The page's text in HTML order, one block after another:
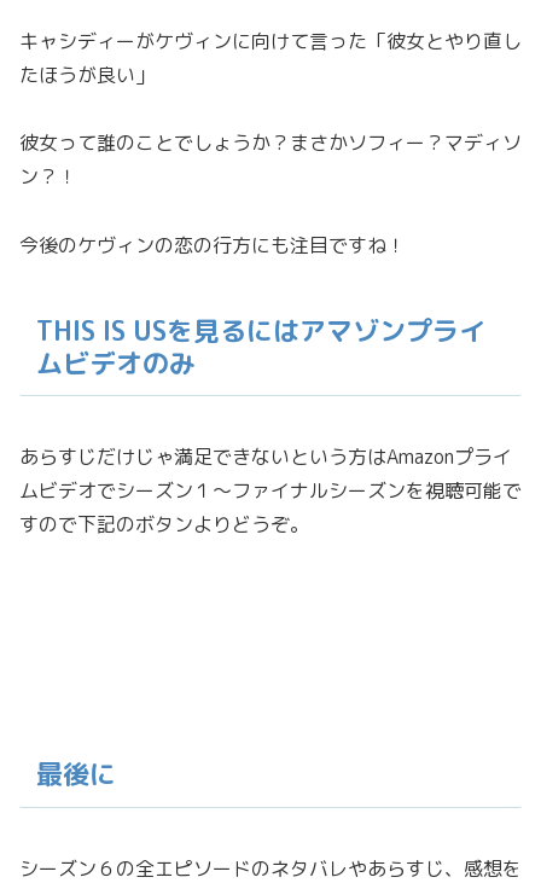
キャシディーがケヴィンに向けて言った「彼女とやり直し
たほうが良い」
彼女って誰のことでしょうか？まさかソフィー？マディソ
ン？！
今後のケヴィンの恋の行方にも注目ですね！
THIS IS USを見るにはアマゾンプライ
ムビデオのみ
あらすじだけじゃ満足できないという方はAmazonプライ
ムビデオでシーズン１〜ファイナルシーズンを視聴可能で
すので下記のボタンよりどうぞ。
最後に
シーズン６の全エピソードのネタバレやあらすじ、感想を